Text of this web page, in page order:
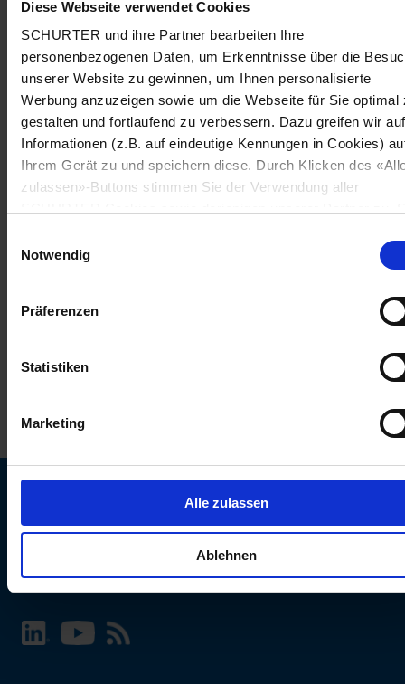
Diese Webseite verwendet Cookies
SCHURTER und ihre Partner bearbeiten Ihre
personenbezogenen Daten, um Erkenntnisse über die
unserer Website zu gewinnen, um Ihnen personalisierte
Werbung anzuzeigen sowie um die Webseite für Sie optimal
gestalten und fortlaufend zu verbessern. Dazu greifen wir auf
Informationen (z.B. auf eindeutige Kennungen in Cookies)
Ihrem Gerät zu und speichern diese. Durch Klicken des
zulassen»-Buttons stimmen Sie der Verwendung aller
«Cookie-Einstellungen verwalten» am Seitenende klicken.
Einstellungen werden unseren Partnern gemeldet und haben
keinen Einfluss auf die Browserdaten. Weitere Informationen
erhalten Sie in unserer
Notwendig
Präferenzen
Statistiken
Marketing
Alle zulassen
Ablehnen
SCHURTER Webseite und Sprache wählen
INTERNATIONAL - Deutsch